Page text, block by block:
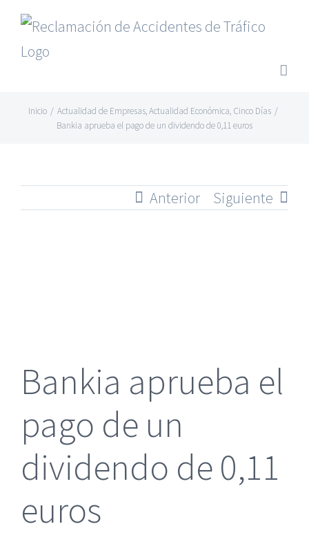
Saltar
contenido
Inicio / Actualidad de Empresas,Actualidad Económica, Cinco Días /
Bankia aprueba el pago de un dividendo de 0,11 euros
Anterior Siguiente
Bankia aprueba el
pago de un
dividendo de 0,11
euros